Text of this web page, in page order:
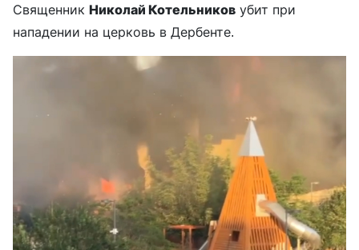
Священник Николай Котельников убит при
нападении на церковь в Дербенте.